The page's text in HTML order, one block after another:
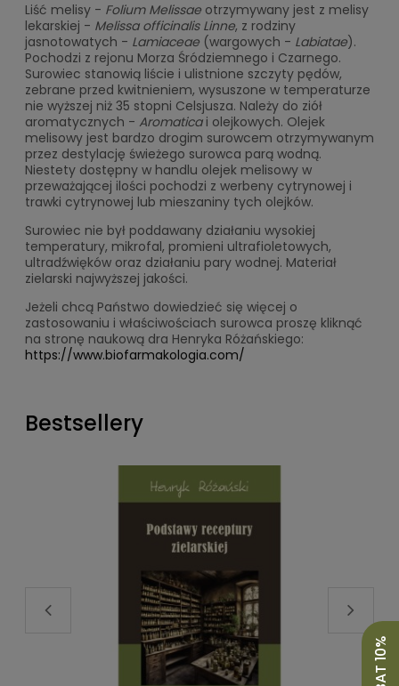
Liść melisy - Folium Melissae otrzymywany jest z melisy
lekarskiej - Melissa officinalis Linne, z rodziny
jasnotowatych - Lamiaceae (wargowych - Labiatae).
Pochodzi z rejonu Morza Śródziemnego i Czarnego.
Surowiec stanowią liście i ulistnione szczyty pędów,
zebrane przed kwitnieniem, wysuszone w temperaturze
nie wyższej niż 35 stopni Celsjusza. Należy do ziół
aromatycznych - Aromaticai olejkowych. Olejek
melisowy jest bardzo drogim surowcem otrzymywanym
przez destylację świeżego surowca parą wodną.
Niestety dostępny w handlu olejek melisowy w
przeważającej ilości pochodzi z werbeny cytrynowej i
trawki cytrynowej lub mieszaniny tych olejków.
Surowiec nie był poddawany działaniu wysokiej
temperatury, mikrofal, promieni ultrafioletowych,
ultradźwięków oraz działaniu pary wodnej. Materiał
zielarski najwyższej jakości.
Jeżeli chcą Państwo dowiedzieć się więcej o
zastosowaniu i właściwościach surowca proszę kliknąć
na stronę naukową dra Henryka Różańskiego:
https://www.biofarmakologia.com/
Bestsellery